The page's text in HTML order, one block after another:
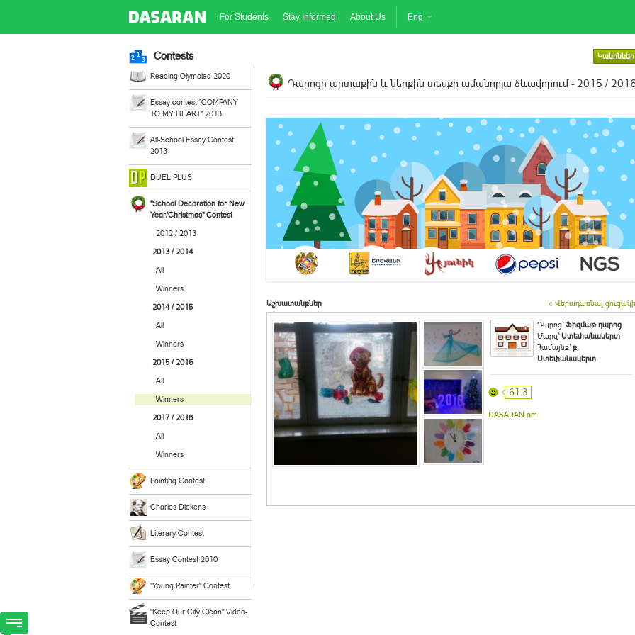
For Students Stay Informed About Us Eng
Contests Կանոններ
Reading Olympiad 2020
Essay contest "COMPANY
TO MY HEART" 2013
All-School Essay Contest
2013
DUEL PLUS
"School Decoration for New
Year/Christmas" Contest
2012 / 2013
2013 / 2014
All
Winners
2014 / 2015
All
Winners
2015 / 2016
All
Winners
2017 / 2018
All
Winners
Painting Contest
Charles Dickens
Literary Contest
Essay Contest 2010
"Young Painter" Contest
"Keep Our City Clean" Video-
Contest
Դպրոցի արտաքին և ներքին տեսքի ամանորյա ձևավորում - 2015 /
Աշխատանքներ « Վերադառնալ
Դպրոց`Ֆիզմաթ դպրոց
Մարզ`Ստեփանակերտ
Համայնք`ք.
Ստեփանակերտ
61.3
DASARAN.am